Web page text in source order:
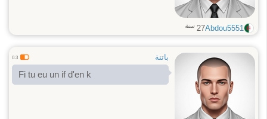
Abdou5551
27 سنة
باتنة 0.3
Fi tu eu un if d'en k